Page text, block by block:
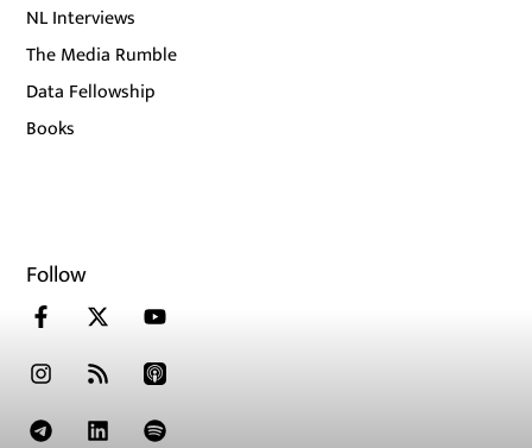
NL Interviews
The Media Rumble
Data Fellowship
Books
Follow